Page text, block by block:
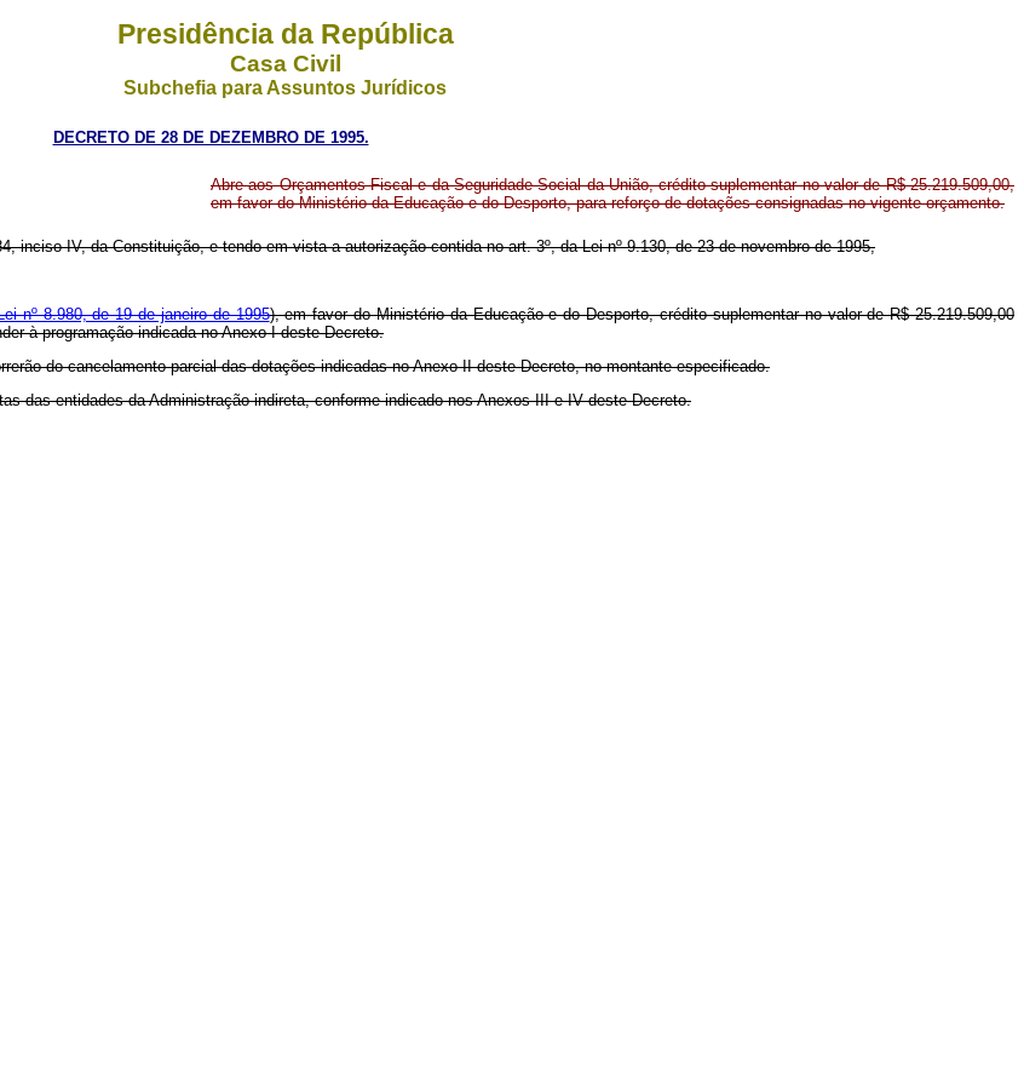
Presidência da República
Casa Civil
Subchefia para Assuntos Jurídicos
DECRETO DE 28 DE DEZEMBRO DE 1995.
Abre aos Orçamentos Fiscal e da Seguridade Social da União, crédito suplementar no valor de R$ 25.219.509,00,
em favor do Ministério da Educação e do Desporto, para reforço de dotações consignadas no vigente orçamento.
inciso IV, da Constituição, e tendo em vista a autorização contida no art. 3º, da Lei nº 9.130, de 23 de novembro de 1995,
nº 8.980, de 19 de janeiro de 1995), em favor do Ministério da Educação e do Desporto, crédito suplementar no valor de R$ 25.219.509,00
à programação indicada no Anexo I deste Decreto.
do cancelamento parcial das dotações indicadas no Anexo II deste Decreto, no montante especificado.
das entidades da Administração indireta, conforme indicado nos Anexos III e IV deste Decreto.